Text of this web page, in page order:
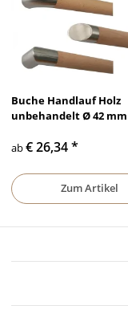
Buche Handlauf Holz
unbehandelt Ø 42
ab€ 26,34*
Zum Artikel